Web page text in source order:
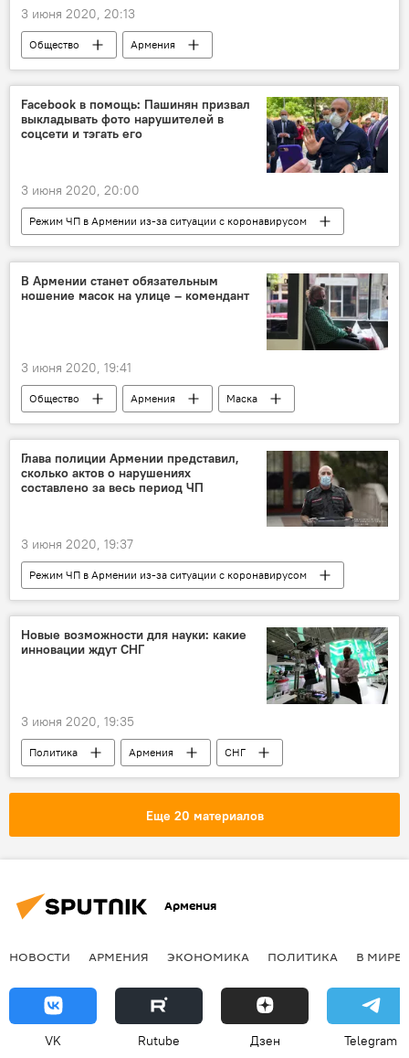
3 июня 2020, 20:13
Общество
Армения
Пашинян Никол
коронавирус
Новости Армения
Режим ЧП в Армении из-за ситуации с коронавирусом
Facebook в помощь: Пашинян призвал
выкладывать фото нарушителей в
соцсети и тэгать его
3 июня 2020, 20:00
Режим ЧП в Армении из-за ситуации с коронавирусом
Общество
Армения
Пашинян Никол
Facebook
нарушения
В Армении станет обязательным
ношение масок на улице – комендант
3 июня 2020, 19:41
Общество Армения
Маска
улица
Глава полиции Армении представил,
сколько актов о нарушениях
составлено за весь период ЧП
3 июня 2020, 19:37
Режим ЧП в Армении из-за ситуации с коронавирусом
Общество
Армения
нарушения
полиция
Новые возможности для науки: какие
инновации ждут СНГ
3 июня 2020, 19:35
Политика Армения
СНГ
инновации
Еще 20 материалов
Армения
НОВОСТИ АРМЕНИЯ ЭКОНОМИКА ПОЛИТИКА В МИРЕ
VK Rutube Дзен Telegram